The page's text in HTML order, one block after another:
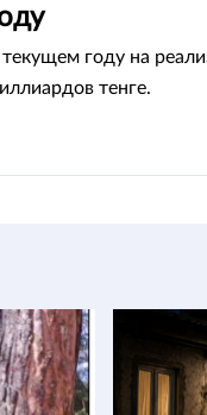
текущем году на
тенге.